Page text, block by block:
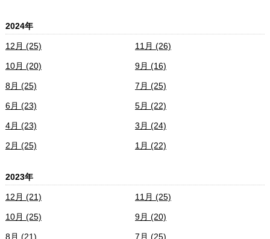
2024年
12月 (25) 11月 (26)
10月 (20) 9月 (16)
8月 (25) 7月 (25)
6月 (23) 5月 (22)
4月 (23) 3月 (24)
2月 (25) 1月 (22)
2023年
12月 (21) 11月 (25)
10月 (25) 9月 (20)
8月 (21) 7月 (25)